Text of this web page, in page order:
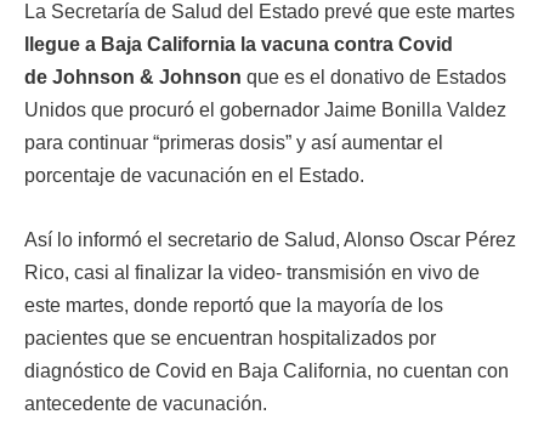
La Secretaría de Salud del Estado prevé que este martes
llegue a Baja California la vacuna contra Covid
de Johnson & Johnson que es el donativo de Estados
Unidos que procuró el gobernador Jaime Bonilla Valdez
para continuar “primeras dosis” y así aumentar el
porcentaje de vacunación en el Estado.
Así lo informó el secretario de Salud, Alonso Oscar Pérez
Rico, casi al finalizar la video- transmisión en vivo de
este martes, donde reportó que la mayoría de los
pacientes que se encuentran hospitalizados por
diagnóstico de Covid en Baja California, no cuentan con
antecedente de vacunación.